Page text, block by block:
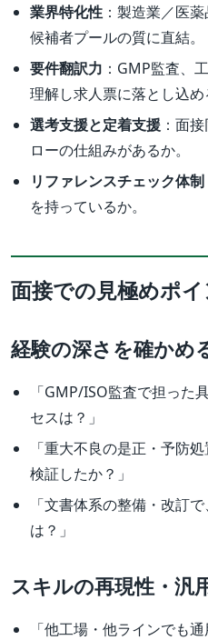
業界特化性：製造業／医薬
候補者プールの質に直結。
要件翻訳力 ：GMP監査、
理解し求人票に落とし込め
選考支援と定着支援：面
ローの仕組みがあるか。
リファレンスチェック体制
を持っているか。
面接での見極めポイ
経験の深さを確かめ
「GMP/ISO監査で担った
セスは？」
「重大不良の是正・予防
検証したか？」
「文書体系の整備・改訂
は？」
スキルの再現性・汎
「他工場・他ラインでも